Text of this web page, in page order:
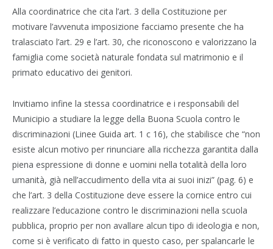
Alla coordinatrice che cita l’art. 3 della Costituzione per
motivare l’avvenuta imposizione facciamo presente che ha
tralasciato l’art. 29 e l’art. 30, che riconoscono e valorizzano la
famiglia come società naturale fondata sul matrimonio e il
primato educativo dei genitori.
Invitiamo infine la stessa coordinatrice e i responsabili del
Municipio a studiare la legge della Buona Scuola contro le
discriminazioni (Linee Guida art. 1 c 16), che stabilisce che “non
esiste alcun motivo per rinunciare alla ricchezza garantita dalla
piena espressione di donne e uomini nella totalità della loro
umanità, già nell’accudimento della vita ai suoi inizi” (pag. 6) e
che l’art. 3 della Costituzione deve essere la cornice entro cui
realizzare l’educazione contro le discriminazioni nella scuola
pubblica, proprio per non avallare alcun tipo di ideologia e non,
come si è verificato di fatto in questo caso, per spalancarle le